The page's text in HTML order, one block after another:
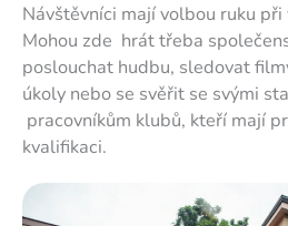
Návštěvníci mají volbou ruku
Mohou zde hrát třeba
poslouchat hudbu, sledovat
úkoly nebo se svěřit se svými
pracovníkům klubů, kteří mají
kvalifikaci.